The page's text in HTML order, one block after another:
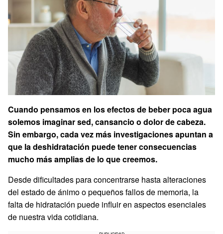
Cuando pensamos en los efectos de beber poca agua
solemos imaginar sed, cansancio o dolor de cabeza.
Sin embargo, cada vez más investigaciones apuntan a
que la deshidratación puede tener consecuencias
mucho más amplias de lo que creemos.
Desde dificultades para concentrarse hasta alteraciones
del estado de ánimo o pequeños fallos de memoria, la
falta de hidratación puede influir en aspectos esenciales
de nuestra vida cotidiana.